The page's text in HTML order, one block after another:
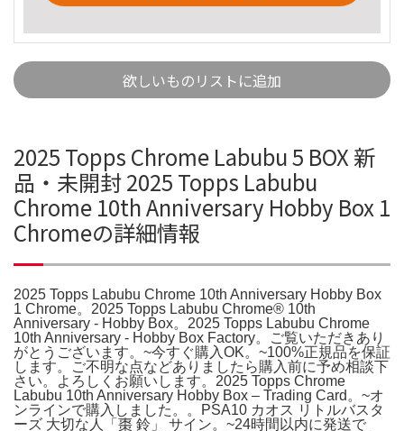
欲しいものリストに追加
2025 Topps Chrome Labubu 5 BOX 新
品・未開封 2025 Topps Labubu
Chrome 10th Anniversary Hobby Box 1
Chromeの詳細情報
2025 Topps Labubu Chrome 10th Anniversary Hobby Box
1 Chrome。2025 Topps Labubu Chrome® 10th
Anniversary - Hobby Box。2025 Topps Labubu Chrome
10th Anniversary - Hobby Box Factory。ご覧いただきあり
がとうございます。~今すぐ購入OK。~100%正規品を保証
します。ご不明な点などありましたら購入前に予め相談下
さい。よろしくお願いします。2025 Topps Chrome
Labubu 10th Anniversary Hobby Box – Trading Card。~オ
ンラインで購入しました。。PSA10 カオス リトルバスタ
ーズ 大切な人「棗 鈴」 サイン。~24時間以内に発送で